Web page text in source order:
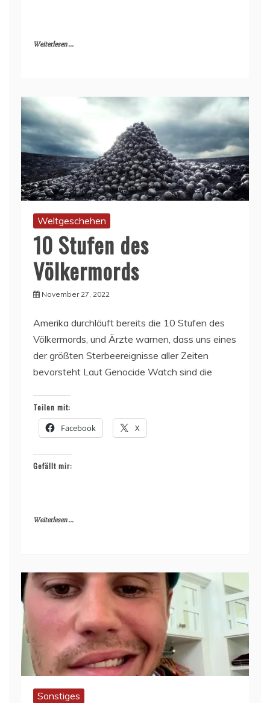
Weiterlesen ...
Weltgeschehen
10 Stufen des
Völkermords
November 27, 2022
Amerika durchläuft bereits die 10 Stufen des
Völkermords, und Ärzte warnen, dass uns eines
der größten Sterbeereignisse aller Zeiten
bevorsteht Laut Genocide Watch sind die
Teilen mit:
Facebook X
Gefällt mir:
Weiterlesen ...
Sonstiges